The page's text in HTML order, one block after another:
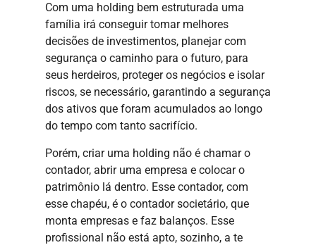
Com uma holding bem estruturada uma
família irá conseguir tomar melhores
decisões de investimentos, planejar com
segurança o caminho para o futuro, para
seus herdeiros, proteger os negócios e isolar
riscos, se necessário, garantindo a segurança
dos ativos que foram acumulados ao longo
do tempo com tanto sacrifício.
Porém, criar uma holding não é chamar o
contador, abrir uma empresa e colocar o
patrimônio lá dentro. Esse contador, com
esse chapéu, é o contador societário, que
monta empresas e faz balanços. Esse
profissional não está apto, sozinho, a te